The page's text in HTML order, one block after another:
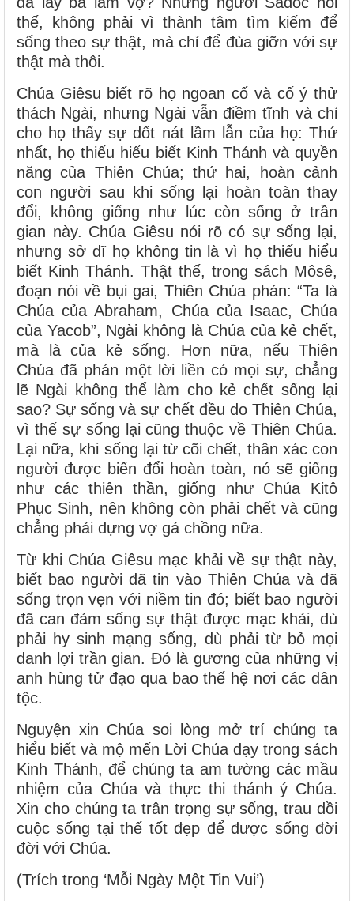
thế, không phải vì thành tâm tìm kiếm để
sống theo sự thật, mà chỉ để đùa giỡn với sự
thật mà thôi.
Chúa Giêsu biết rõ họ ngoan cố và cố ý thử
thách Ngài, nhưng Ngài vẫn điềm tĩnh và chỉ
cho họ thấy sự dốt nát lầm lẫn của họ: Thứ
nhất, họ thiếu hiểu biết Kinh Thánh và quyền
năng của Thiên Chúa; thứ hai, hoàn cảnh
con người sau khi sống lại hoàn toàn thay
đổi, không giống như lúc còn sống ở trần
gian này. Chúa Giêsu nói rõ có sự sống lại,
nhưng sở dĩ họ không tin là vì họ thiếu hiểu
biết Kinh Thánh. Thật thế, trong sách Môsê,
đoạn nói về bụi gai, Thiên Chúa phán: “Ta là
Chúa của Abraham, Chúa của Isaac, Chúa
của Yacob”, Ngài không là Chúa của kẻ chết,
mà là của kẻ sống. Hơn nữa, nếu Thiên
Chúa đã phán một lời liền có mọi sự, chẳng
lẽ Ngài không thể làm cho kẻ chết sống lại
sao? Sự sống và sự chết đều do Thiên Chúa,
vì thế sự sống lại cũng thuộc về Thiên Chúa.
Lại nữa, khi sống lại từ cõi chết, thân xác con
người được biến đổi hoàn toàn, nó sẽ giống
như các thiên thần, giống như Chúa Kitô
Phục Sinh, nên không còn phải chết và cũng
chẳng phải dựng vợ gả chồng nữa.
Từ khi Chúa Giêsu mạc khải về sự thật này,
biết bao người đã tin vào Thiên Chúa và đã
sống trọn vẹn với niềm tin đó; biết bao người
đã can đảm sống sự thật được mạc khải, dù
phải hy sinh mạng sống, dù phải từ bỏ mọi
danh lợi trần gian. Ðó là gương của những vị
anh hùng tử đạo qua bao thế hệ nơi các dân
tộc.
Nguyện xin Chúa soi lòng mở trí chúng ta
hiểu biết và mộ mến Lời Chúa dạy trong sách
Kinh Thánh, để chúng ta am tường các mầu
nhiệm của Chúa và thực thi thánh ý Chúa.
Xin cho chúng ta trân trọng sự sống, trau dồi
cuộc sống tại thế tốt đẹp để được sống đời
đời với Chúa.
(Trích trong ‘Mỗi Ngày Một Tin Vui’)